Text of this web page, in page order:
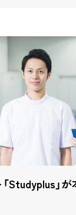
Studyplus」